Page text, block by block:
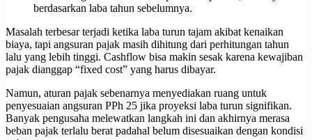
berdasarkan laba tahun sebelumnya.
Masalah terbesar terjadi ketika laba turun tajam akibat kenaikan
biaya, tapi angsuran pajak masih dihitung dari perhitungan tahun
lalu yang lebih tinggi. Cashflow bisa makin sesak karena kewajiban
pajak dianggap “fixed cost” yang harus dibayar.
Namun, aturan pajak sebenarnya menyediakan ruang untuk
penyesuaian angsuran PPh 25 jika proyeksi laba turun signifikan.
Banyak pengusaha melewatkan langkah ini dan akhirnya merasa
beban pajak terlalu berat padahal belum disesuaikan dengan kondisi